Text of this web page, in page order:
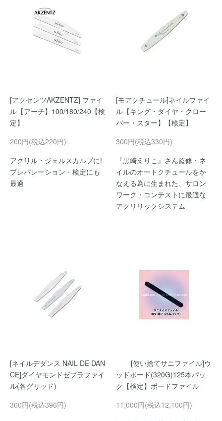
[アクセンツAKZENTZ] ファイ
ル【アーチ】100/180/240【検
定】
200円(税込220円)
アクリル・ジェルスカルプに!
プレパレーション・検定にも
最適
[モアクチュール]ネイルファイ
ル【キング・ダイヤ・クロー
バー・スター】【検定】
300円(税込330円)
『黒崎えりこ』さん監修・ネ
イルのオートクチュールをか
なえる為に生まれた、サロン
ワーク・コンテストに最適な
アクリリックシステム
[ネイルデダンス NAIL DE DAN
CE]ダイヤモンドゼブラファイ
ル(各グリッド)
360円(税込396円)
[使い捨てサニファイル]ウ
ッドボード(320G)125本パッ
ク【検定】ボードファイル
11,000円(税込12,100円)